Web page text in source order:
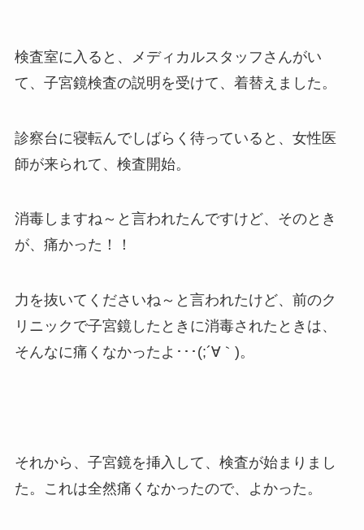
検査室に入ると、メディカルスタッフさんがい
て、子宮鏡検査の説明を受けて、着替えました。
診察台に寝転んでしばらく待っていると、女性医
師が来られて、検査開始。
消毒しますね～と言われたんですけど、そのとき
が、痛かった！！
力を抜いてくださいね～と言われたけど、前のク
リニックで子宮鏡したときに消毒されたときは、
そんなに痛くなかったよ･･･(;´∀｀)。
それから、子宮鏡を挿入して、検査が始まりまし
た。これは全然痛くなかったので、よかった。